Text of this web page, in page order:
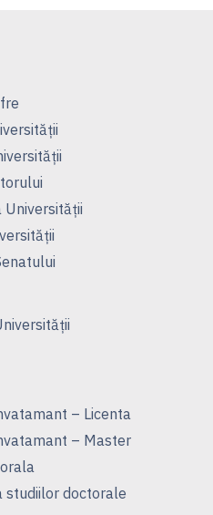
Universităţii
– Licenta
– Master
studiilor doctorale